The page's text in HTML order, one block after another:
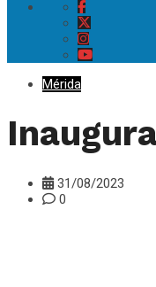
Mérida
31/08/2023
0